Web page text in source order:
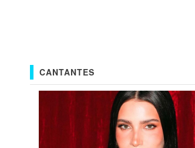
CANTANTES